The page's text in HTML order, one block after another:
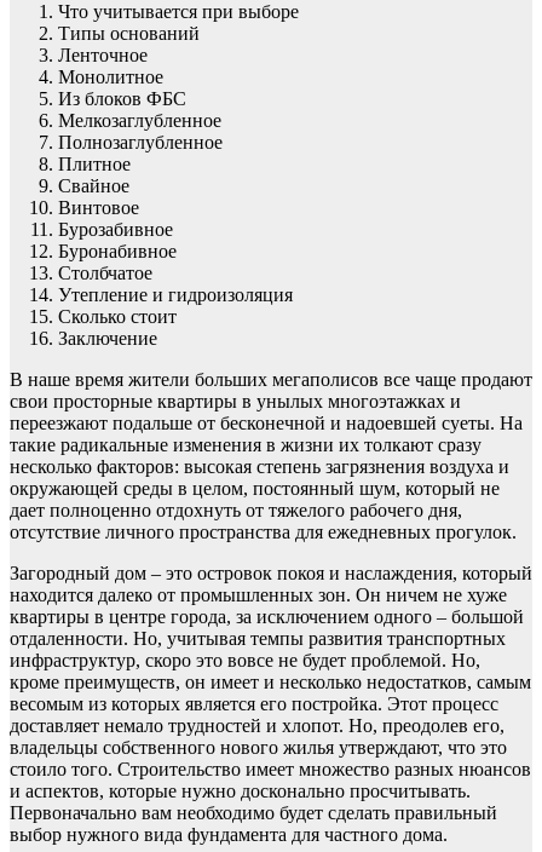
Что учитывается при выборе
Типы оснований
Ленточное
Монолитное
Из блоков ФБС
Мелкозаглубленное
Полнозаглубленное
Плитное
Свайное
Винтовое
Бурозабивное
Буронабивное
Столбчатое
Утепление и гидроизоляция
Сколько стоит
Заключение
В наше время жители больших мегаполисов все чаще продают
свои просторные квартиры в унылых многоэтажках и
переезжают подальше от бесконечной и надоевшей суеты. На
такие радикальные изменения в жизни их толкают сразу
несколько факторов: высокая степень загрязнения воздуха и
окружающей среды в целом, постоянный шум, который не
дает полноценно отдохнуть от тяжелого рабочего дня,
отсутствие личного пространства для ежедневных прогулок.
Загородный дом – это островок покоя и наслаждения, который
находится далеко от промышленных зон. Он ничем не хуже
квартиры в центре города, за исключением одного – большой
отдаленности. Но, учитывая темпы развития транспортных
инфраструктур, скоро это вовсе не будет проблемой. Но,
кроме преимуществ, он имеет и несколько недостатков, самым
весомым из которых является его постройка. Этот процесс
доставляет немало трудностей и хлопот. Но, преодолев его,
владельцы собственного нового жилья утверждают, что это
стоило того. Строительство имеет множество разных нюансов
и аспектов, которые нужно досконально просчитывать.
Первоначально вам необходимо будет сделать правильный
выбор нужного вида фундамента для частного дома.